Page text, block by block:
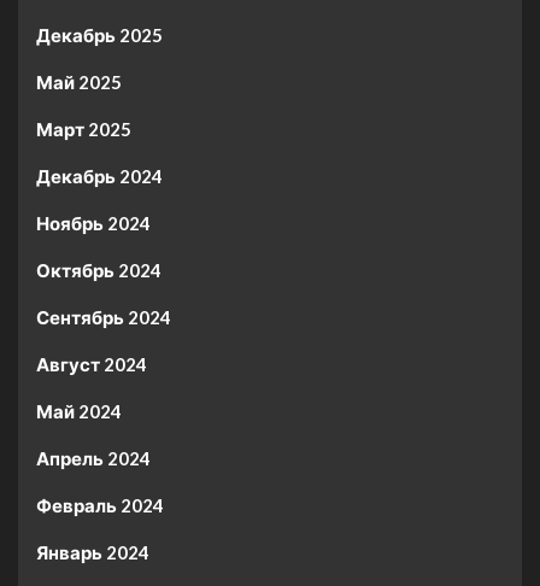
Декабрь 2025
Май 2025
Март 2025
Декабрь 2024
Ноябрь 2024
Октябрь 2024
Сентябрь 2024
Август 2024
Май 2024
Апрель 2024
Февраль 2024
Январь 2024